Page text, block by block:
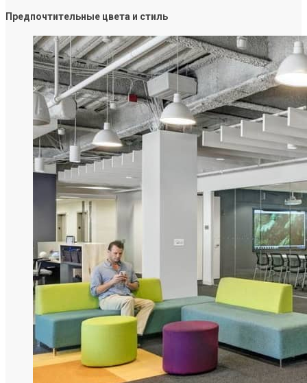
Предпочтительные цвета и стиль